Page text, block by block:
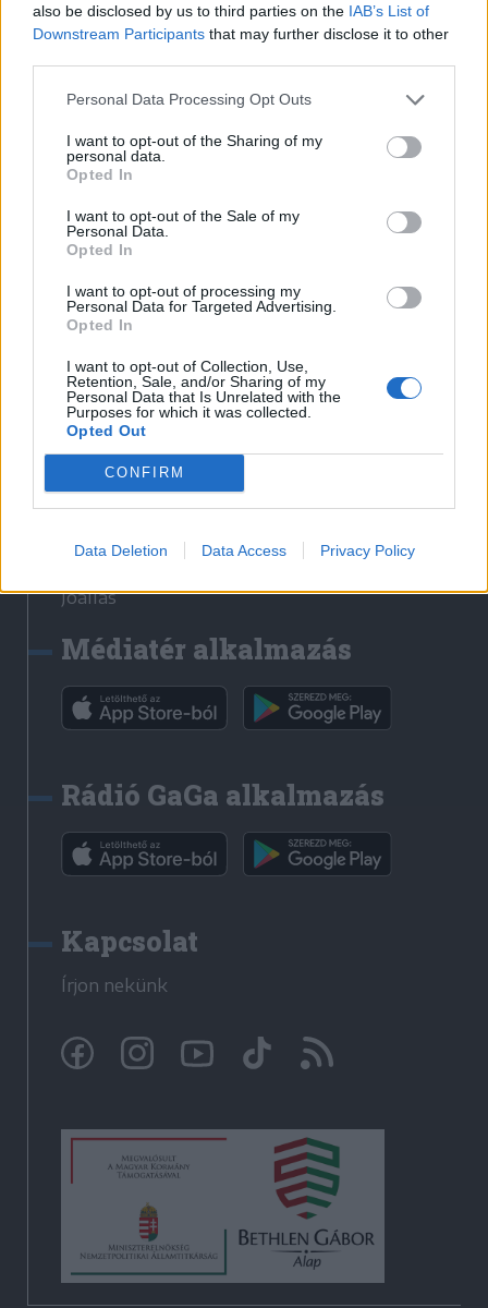
also be disclosed by us to third parties on the IAB’s List of
Downstream Participants that may further disclose it to other
Personal Data Processing Opt Outs
I want to opt-out of the Sharing of my
personal data.
Opted In
I want to opt-out of the Sale of my
Personal Data.
Opted In
I want to opt-out of processing my
Personal Data for Targeted Advertising.
Opted In
I want to opt-out of Collection, Use,
Retention, Sale, and/or Sharing of my
Personal Data that Is Unrelated with the
Purposes for which it was collected.
Opted Out
CONFIRM
Data Deletion Data Access Privacy Policy
Adatvédelmi tájékoztató
Cookie-kezelési tájékoztató
Nyomtatott lapjaink archívuma
Médiaajánlat
Sütibeállítások
Médiatér
Székely Sport
Liget
Bihari Napló
Erdélyi Napló
Főtér
Jóállás
Médiatér alkalmazás
Rádió GaGa alkalmazás
Kapcsolat
Írjon nekünk